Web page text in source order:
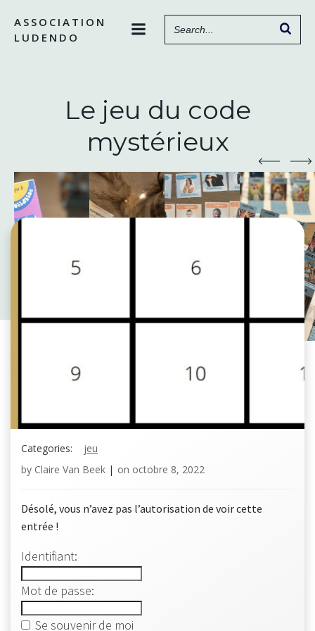
contenu
ASSOCIATION
LUDENDO
Le jeu du code
mystérieux
Categories:
jeu
by Claire Van Beek | on octobre 8, 2022
Désolé, vous n’avez pas l’autorisation de voir cette
entrée !
Identifiant:
Mot de passe:
Se souvenir de moi